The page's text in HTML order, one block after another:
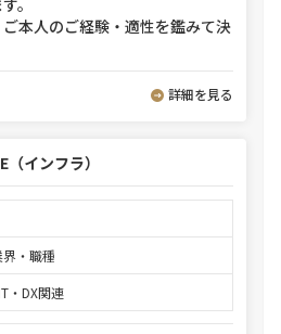
。
本人のご経験・適性を鑑みて決
詳細を見る
インフラ）
・職種
・DX関連